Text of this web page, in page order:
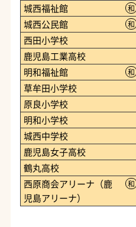
城西福祉館
和
城西公民館
和
西田小学校
鹿児島工業高校
明和福祉館
和
草牟田小学校
原良小学校
明和小学校
城西中学校
鹿児島女子高校
鶴丸高校
西原商会アリーナ（鹿
児島アリーナ）
和